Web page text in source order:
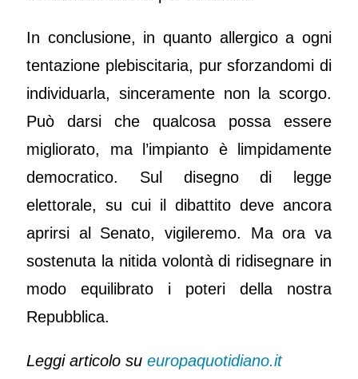
In conclusione, in quanto allergico a ogni
tentazione plebiscitaria, pur sforzandomi di
individuarla, sinceramente non la scorgo.
Può darsi che qualcosa possa essere
migliorato, ma l’impianto è limpidamente
democratico. Sul disegno di legge
elettorale, su cui il dibattito deve ancora
aprirsi al Senato, vigileremo. Ma ora va
sostenuta la nitida volontà di ridisegnare in
modo equilibrato i poteri della nostra
Repubblica.
Leggi articolo su europaquotidiano.it